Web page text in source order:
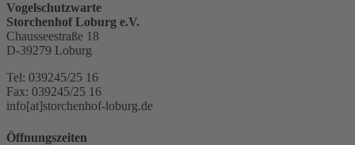
Vogelschutzwarte
Storchenhof Loburg e.V.
Chausseestraße 18
D-39279 Loburg
Tel: 039245/25 16
Fax: 039245/25 16
info[at]storchenhof-loburg.de
Öffnungszeiten